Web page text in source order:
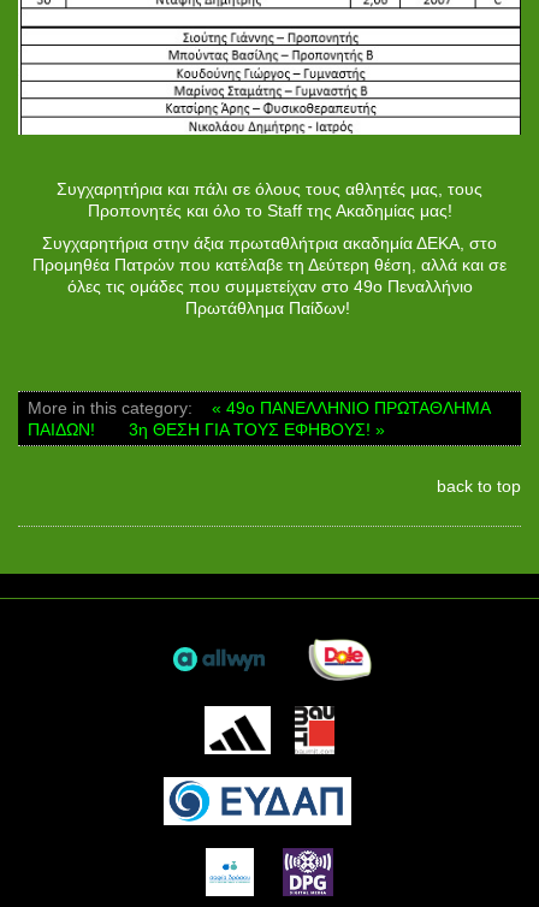
Συγχαρητήρια και πάλι σε όλους τους αθλητές μας, τους
Προπονητές και όλο το Staff της Ακαδημίας μας!
Συγχαρητήρια στην άξια πρωταθλήτρια ακαδημία ΔΕΚΑ, στο
Προμηθέα Πατρών που κατέλαβε τη Δεύτερη θέση, αλλά και σε
όλες τις ομάδες που συμμετείχαν στο 49ο Πεναλλήνιο
Πρωτάθλημα Παίδων!
More in this category:
« 49ο ΠΑΝΕΛΛΗΝΙΟ ΠΡΩΤΑΘΛΗΜΑ
ΠΑΙΔΩΝ!
3η ΘΕΣΗ ΓΙΑ ΤΟΥΣ ΕΦΗΒΟΥΣ! »
back to top